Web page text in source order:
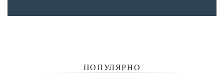
ПОПУЛЯРНО